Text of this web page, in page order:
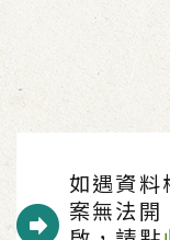
如遇資料
案無法開